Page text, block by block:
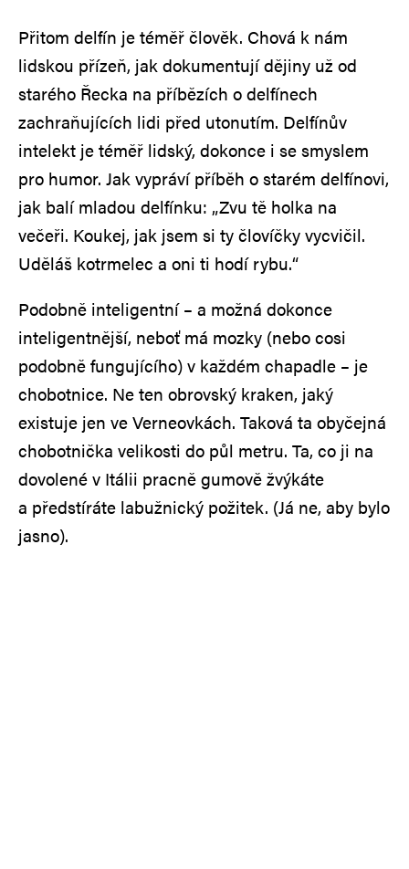
Přitom delfín je téměř člověk. Chová k nám
lidskou přízeň, jak dokumentují dějiny už od
starého Řecka na příbězích o delfínech
zachraňujících lidi před utonutím. Delfínův
intelekt je téměř lidský, dokonce i se smyslem
pro humor. Jak vypráví příběh o starém delfínovi,
jak balí mladou delfínku: „Zvu tě holka na
večeři. Koukej, jak jsem si ty človíčky vycvičil.
Uděláš kotrmelec a oni ti hodí rybu.“
Podobně inteligentní – a možná dokonce
inteligentnější, neboť má mozky (nebo cosi
podobně fungujícího) v každém chapadle – je
chobotnice. Ne ten obrovský kraken, jaký
existuje jen ve Verneovkách. Taková ta obyčejná
chobotnička velikosti do půl metru. Ta, co ji na
dovolené v Itálii pracně gumově žvýkáte
a předstíráte labužnický požitek. (Já ne, aby bylo
jasno).